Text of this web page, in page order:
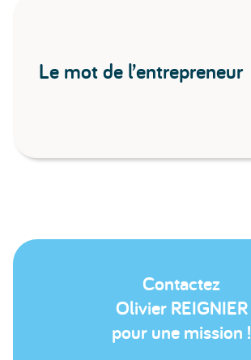
Le mot de l’entrepreneur
Contactez
Olivier REIGNIER
pour une mission !